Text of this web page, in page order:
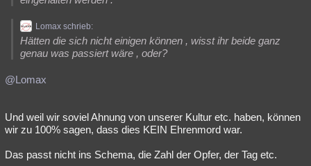
Lomax schrieb:
Hätten die sich nicht einigen können , wisst ihr beide ganz
genau was passiert wäre , oder?
@Lomax
Und weil wir soviel Ahnung von unserer Kultur etc. haben, können
wir zu 100% sagen, dass dies KEIN Ehrenmord war.
Das passt nicht ins Schema, die Zahl der Opfer, der Tag etc.